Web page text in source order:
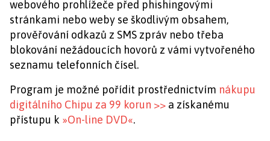
webového prohlížeče před phishingovými
stránkami nebo weby se škodlivým obsahem,
prověřování odkazů z SMS zpráv nebo třeba
blokování nežádoucích hovorů z vámi vytvořeného
seznamu telefonních čísel.
Program je možné pořídit prostřednictvím nákupu
digitálního Chipu za 99 korun >> a získanému
přístupu k »On-line DVD«.